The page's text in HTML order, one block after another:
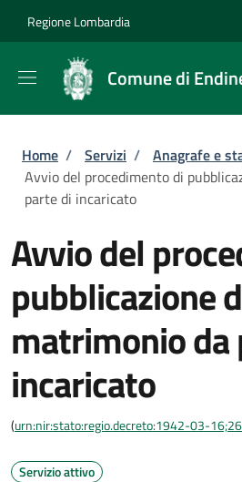
Regione Lombardia
Comune di
Briciole di pane
Home / Servizi / Anagrafe e
Avvio del procedimento di
parte di incaricato
Avvio del
pubblicazione
matrimonio da
incaricato
(urn:nir:stato:regio.decreto:1942-03-
Servizio attivo